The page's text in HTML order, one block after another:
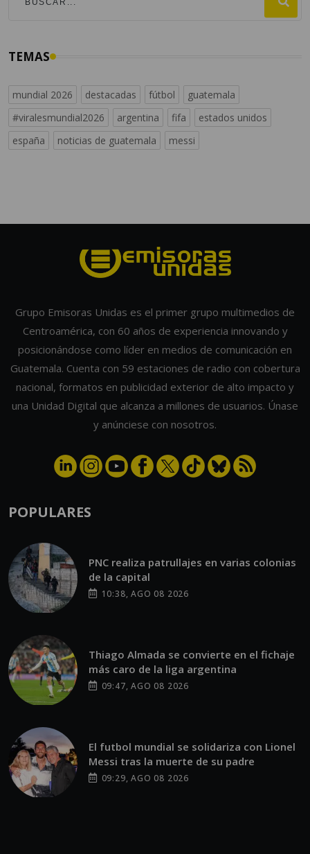
TEMAS
mundial 2026 destacadas fútbol
guatemala
#viralesmundial2026
argentina fifa
estados unidos
españa
noticias de guatemala messi
Grupo Emisoras Unidas es el primer grupo multimedios de
Centroamérica, con 60 años de experiencia innovando y
posicionándose como líder en medios de comunicación en
Guatemala. Cuenta con 59 estaciones de radio con cobertura
nacional, formatos en publicidad exterior de alto impacto y
una Unidad Digital que alcanza a millones de usuarios. Únase
y anúnciese con nosotros.
POPULARES
PNC realiza patrullajes en varias colonias
de la capital
10:38, AGO 08 2026
Thiago Almada se convierte en el fichaje
más caro de la liga argentina
09:47, AGO 08 2026
El futbol mundial se solidariza con Lionel
Messi tras la muerte de su padre
09:29, AGO 08 2026